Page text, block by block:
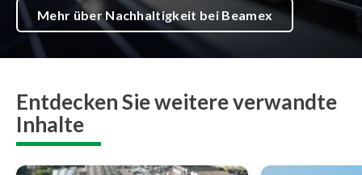
Mehr über Nachhaltigkeit bei Beamex
Entdecken Sie weitere verwandte
Inhalte